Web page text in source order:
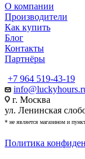
О компании
Производители
Как купить
Блог
Контакты
Партнёры
+7 964 519-43-19
г. Москва
ул. Ленинская
* не является магазином и
Политика